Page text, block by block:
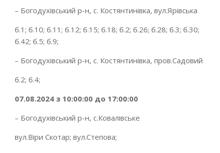
– Богодухівський р-н, с. Костянтинівка, вул.Ярівська
б.1; б.10; б.11; б.12; б.15; б.18; б.2; б.26; б.28; б.3; б.30;
б.42; б.5; б.9;
– Богодухівський р-н, с. Костянтинівка, пров.Садовий
б.2; б.4;
07.08.2024 з 10:00:00 до 17:00:00
– Богодухівський р-н, с.Ковалівське
вул.Віри Скотар; вул.Степова;